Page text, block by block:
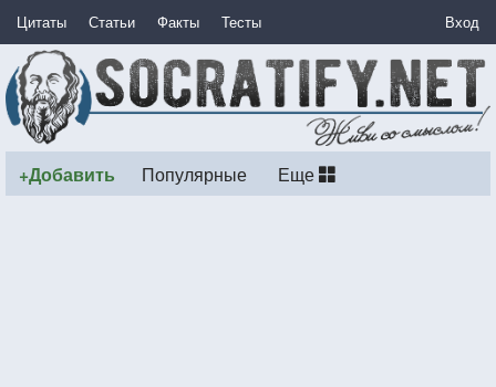
Цитаты Статьи Факты Тесты Вход
+Добавить Популярные Еще